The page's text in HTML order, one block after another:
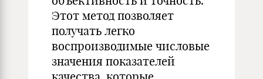
Этот метод позволяет
получать легко
воспроизводимые числовые
значения показателей